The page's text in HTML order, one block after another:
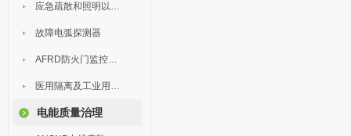
应急疏散和照明以及灯具
故障电弧探测器
AFRD防火门监控系统
医用隔离及工业用电绝缘检测
电能质量治理